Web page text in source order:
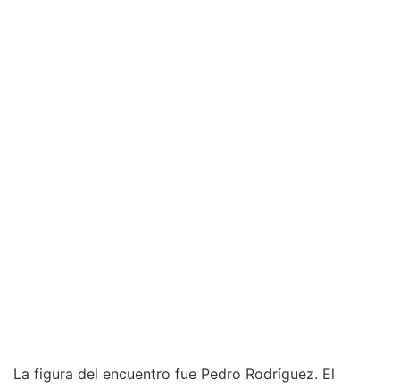
La figura del encuentro fue Pedro Rodríguez. El